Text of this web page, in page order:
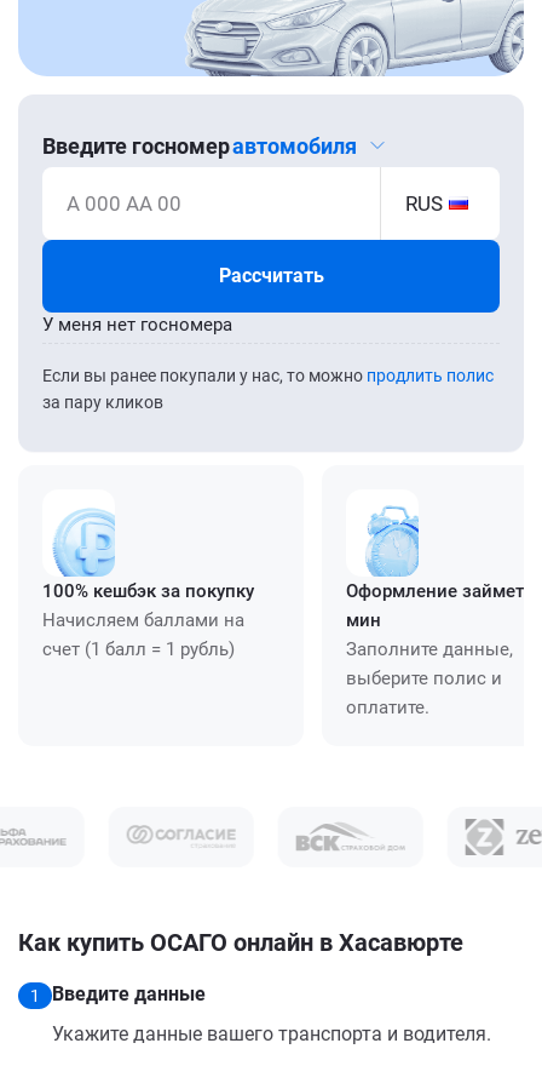
Введите госномеравтомобиля
А 000 АА 00 RUS
Рассчитать
Если вы ранее покупали у нас, то можно продлить полис
за пару кликов
У меня нет госномера
100% кешбэк за покупку
Начисляем баллами на
счет (1 балл = 1 рубль)
Оформление займет
мин
Заполните данные,
выберите полис и
оплатите.
Как купить ОСАГО онлайн в Хасавюрте
1
Введите данные
Укажите данные вашего транспорта и водителя.